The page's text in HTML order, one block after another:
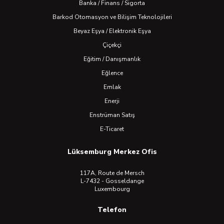
Banka / Finans / Sigorta
Barkod Otomasyon ve Bilişim Teknolojileri
Beyaz Eşya / Elektronik Eşya
Çiçekçi
Eğitim / Danışmanlık
Eğlence
Emlak
Enerji
Enstrüman Satış
E-Ticaret
Lüksemburg Merkez Ofis
117A, Route de Mersch
L-7432 - Gosseldange
Luxembourg
Telefon